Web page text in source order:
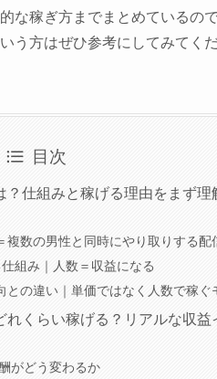
な稼ぎ方までまとめているの
う方はぜひ参考にしてみてくだ
目次
仕組みと稼げる理由をまず理
複数の男性と同時にやり取りする配
組み｜人数＝収益になる
との違い｜単価ではなく人数で稼ぐ
くらい稼げる？リアルな収益
がどう変わるか